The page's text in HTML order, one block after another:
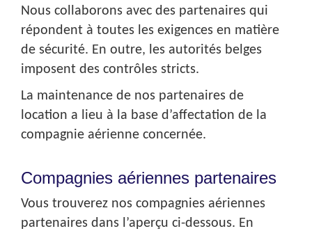
Nous collaborons avec des partenaires qui
répondent à toutes les exigences en matière
de sécurité. En outre, les autorités belges
imposent des contrôles stricts.
La maintenance de nos partenaires de
location a lieu à la base d’affectation de la
compagnie aérienne concernée.
Compagnies aériennes partenaires
Vous trouverez nos compagnies aériennes
partenaires dans l’aperçu ci-dessous. En